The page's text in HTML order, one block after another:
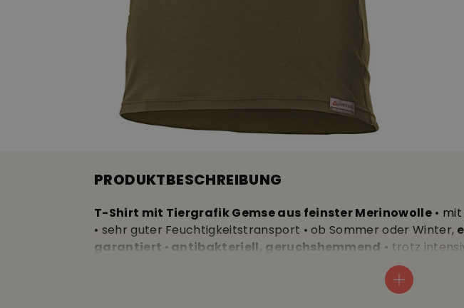
PRODUKTBESCHREIBUNG
T-Shirt mit Tiergrafik Gemse aus feinster Merinowolle•
• sehr guter Feuchtigkeitstransport • ob Sommer oder Winter,
garantiert • antibakteriell, geruchshemmend • trotz
Geruchsentwicklung • keine Nähte an den Schultern für
aussergewöhnliche Qualität • 100% extra feine Merinowolle,
Produktion, Mulesing frei zertifiziert • 30°C Wäsche • Länge ca.